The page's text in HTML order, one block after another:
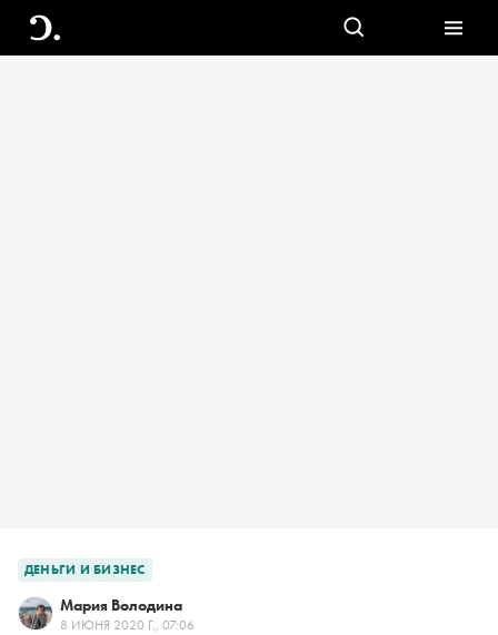
ДЕНЬГИ И БИЗНЕС
Мария Володина
8 ИЮНЯ 2020 Г., 07:06